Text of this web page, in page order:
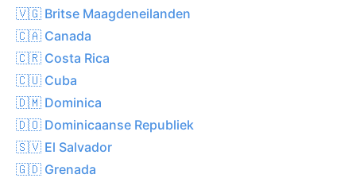
🇻🇬 Britse Maagdeneilanden
🇨🇦 Canada
🇨🇷 Costa Rica
🇨🇺 Cuba
🇩🇲 Dominica
🇩🇴 Dominicaanse Republiek
🇸🇻 El Salvador
🇬🇩 Grenada